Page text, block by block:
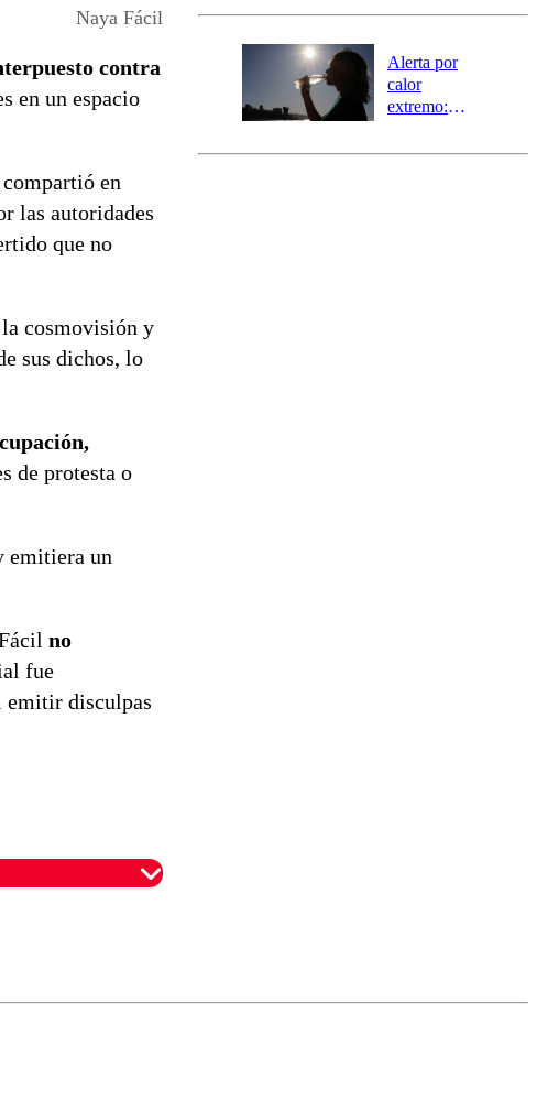
Naya Fácil
contra
en un espacio
en
las autoridades
que no
cosmovisión y
sus dichos, lo
de protesta o
emitiera un
no
fue
emitir disculpas
agrícola para
Alerta por
calor
extremo:
activa Alerta